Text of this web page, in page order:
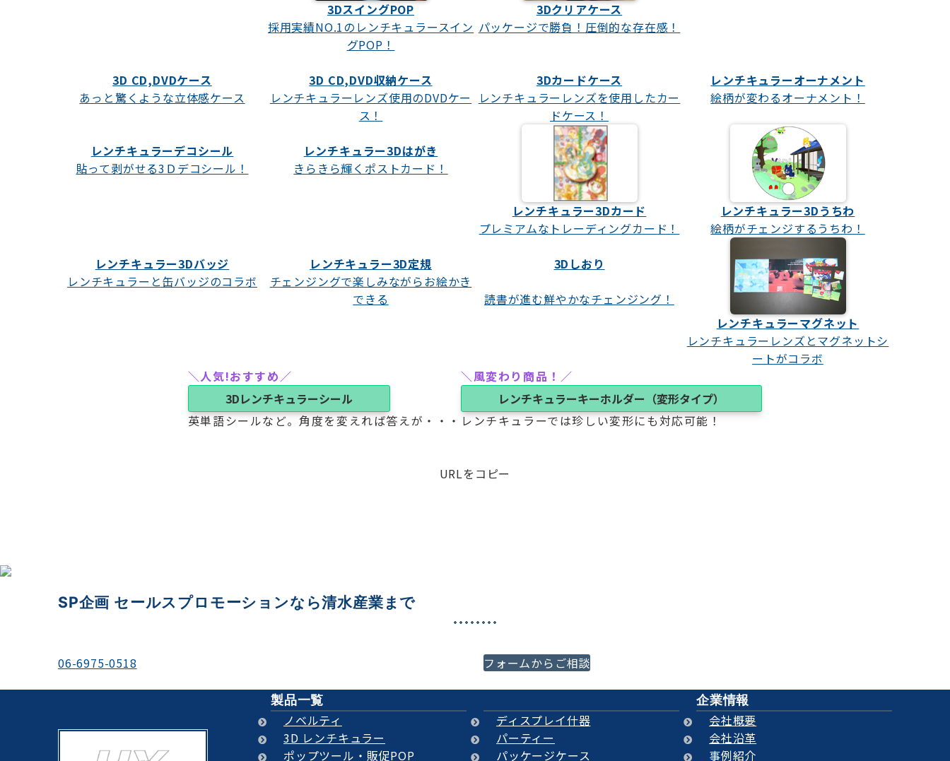
3DスイングPOP
採用実績NO.1のレンチキュラースイン
グPOP！
3Dクリアケース
パッケージで勝負！圧倒的な存在感！
3D CD,DVDケース
あっと驚くような立体感ケース
3D CD,DVD収納ケース
レンチキュラーレンズ使用のDVDケー
ス！
3Dカードケース
レンチキュラーレンズを使用したカー
ドケース！
レンチキュラーオーナメント
絵柄が変わるオーナメント！
レンチキュラーデコシール
貼って剥がせる3Ｄデコシール！
レンチキュラー3Dはがき
きらきら輝くポストカード！
レンチキュラー3Dカード
プレミアムなトレーディングカード！
レンチキュラー3Dうちわ
絵柄がチェンジするうちわ！
レンチキュラー3Dバッジ
レンチキュラーと缶バッジのコラボ
レンチキュラー3D定規
チェンジングで楽しみながらお絵かき
できる
3Dしおり
読書が進む鮮やかなチェンジング！
レンチキュラーマグネット
レンチキュラーレンズとマグネットシ
ートがコラボ
＼人気!おすすめ／
3Dレンチキュラーシール
英単語シールなど。角度を変えれば答えが・・・
＼風変わり商品！／
レンチキュラーキーホルダー（変形タイプ）
レンチキュラーでは珍しい変形にも対応可能！
URLをコピー
SP企画 セールスプロモーションなら清水産業まで
06-6975-0518
フォームからご相談
製品一覧
ノベルティ
3D レンチキュラー
ポップツール・販促POP
ディスプレイ什器
パーティー
パッケージケース
企業情報
会社概要
会社沿革
事例紹介